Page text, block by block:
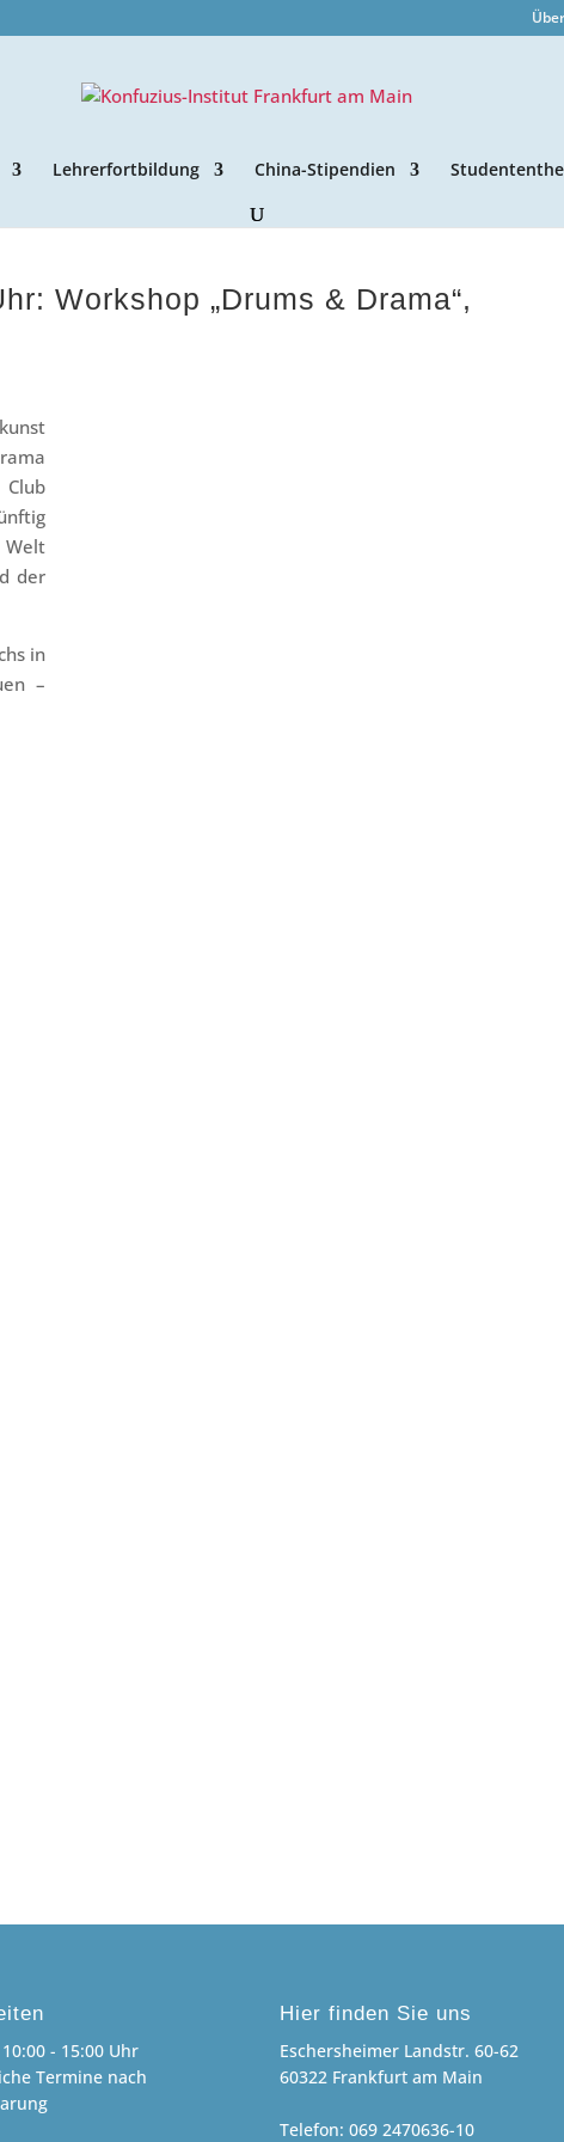
Lehrerfortbildung China-Stipendien
Workshop „Drums & Drama“,
der
in
–
- 15:00 Uhr
Termine nach
Hier finden Sie uns
Eschersheimer Landstr. 60-62
60322 Frankfurt am Main
Telefon: 069 2470636-10